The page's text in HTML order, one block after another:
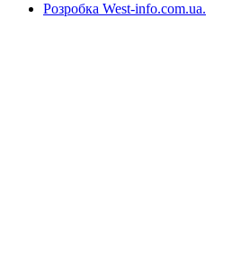
Розробка West-info.com.ua.